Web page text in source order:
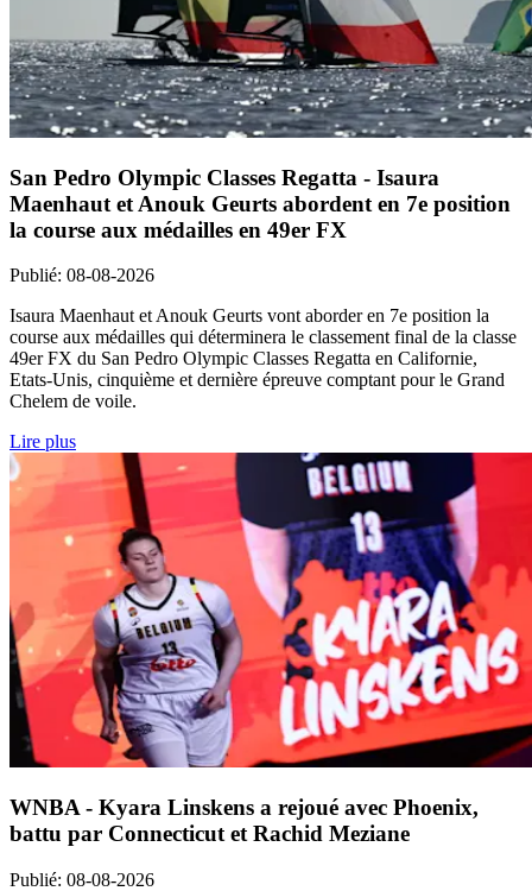
San Pedro Olympic Classes Regatta - Isaura
Maenhaut et Anouk Geurts abordent en 7e position
la course aux médailles en 49er FX
Publié: 08-08-2026
Isaura Maenhaut et Anouk Geurts vont aborder en 7e position la
course aux médailles qui déterminera le classement final de la classe
49er FX du San Pedro Olympic Classes Regatta en Californie,
Etats-Unis, cinquième et dernière épreuve comptant pour le Grand
Chelem de voile.
Lire plus
WNBA - Kyara Linskens a rejoué avec Phoenix,
battu par Connecticut et Rachid Meziane
Publié: 08-08-2026